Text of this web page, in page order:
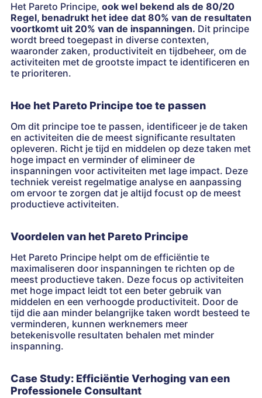
Het Pareto Principe, ook wel bekend als de 80/20
Regel, benadrukt het idee dat 80% van de resultaten
voortkomt uit 20% van de inspanningen. Dit principe
wordt breed toegepast in diverse contexten,
waaronder zaken, productiviteit en tijdbeheer, om de
activiteiten met de grootste impact te identificeren en
te prioriteren.
Hoe het Pareto Principe toe te passen
Om dit principe toe te passen, identificeer je de taken
en activiteiten die de meest significante resultaten
opleveren. Richt je tijd en middelen op deze taken met
hoge impact en verminder of elimineer de
inspanningen voor activiteiten met lage impact. Deze
techniek vereist regelmatige analyse en aanpassing
om ervoor te zorgen dat je altijd focust op de meest
productieve activiteiten.
Voordelen van het Pareto Principe
Het Pareto Principe helpt om de efficiëntie te
maximaliseren door inspanningen te richten op de
meest productieve taken. Deze focus op activiteiten
met hoge impact leidt tot een beter gebruik van
middelen en een verhoogde productiviteit. Door de
tijd die aan minder belangrijke taken wordt besteed te
verminderen, kunnen werknemers meer
betekenisvolle resultaten behalen met minder
inspanning.
Case Study: Efficiëntie Verhoging van een
Professionele Consultant